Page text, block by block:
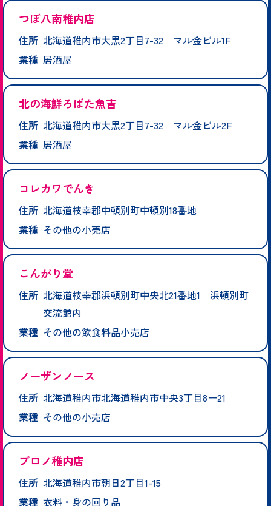
つぼ八南稚内店
住所 北海道稚内市大黒2丁目7-32 マル金ビル1F
業種 居酒屋
北の海鮮ろばた魚吉
住所 北海道稚内市大黒2丁目7-32 マル金ビル2F
業種 居酒屋
コレカワでんき
住所 北海道枝幸郡中頓別町中頓別18番地
業種 その他の小売店
こんがり堂
住所 北海道枝幸郡浜頓別町中央北21番地1 浜頓別町
交流館内
業種 その他の飲食料品小売店
ノーザンノース
住所 北海道稚内市北海道稚内市中央3丁目8ー21
業種 その他の小売店
プロノ稚内店
住所 北海道稚内市朝日2丁目1-15
業種 衣料・身の回り品